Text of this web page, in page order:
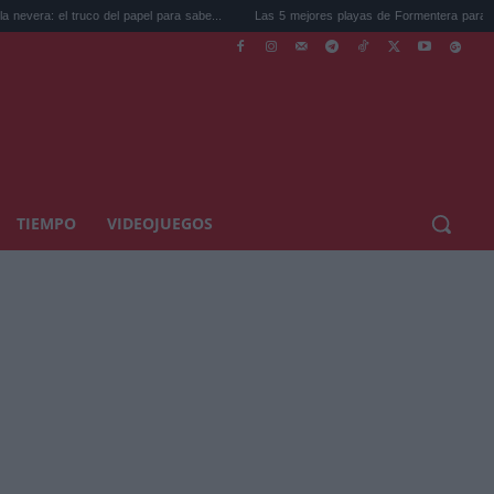
del papel para sabe... Las 5 mejores playas de Formentera para ir este ve...
TIEMPO VIDEOJUEGOS